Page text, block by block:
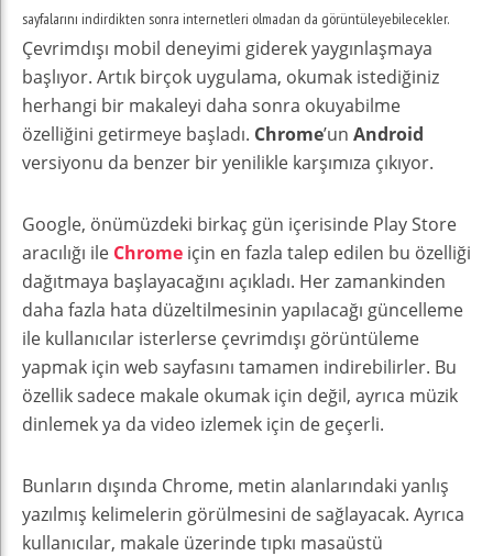
sayfalarını indirdikten sonra internetleri olmadan da görüntüleyebilecekler.
Çevrimdışı mobil deneyimi giderek yaygınlaşmaya
başlıyor. Artık birçok uygulama, okumak istediğiniz
herhangi bir makaleyi daha sonra okuyabilme
özelliğini getirmeye başladı. Chrome’un Android
versiyonu da benzer bir yenilikle karşımıza çıkıyor.
Google, önümüzdeki birkaç gün içerisinde Play Store
aracılığı ile Chrome için en fazla talep edilen bu özelliği
dağıtmaya başlayacağını açıkladı. Her zamankinden
daha fazla hata düzeltilmesinin yapılacağı güncelleme
ile kullanıcılar isterlerse çevrimdışı görüntüleme
yapmak için web sayfasını tamamen indirebilirler. Bu
özellik sadece makale okumak için değil, ayrıca müzik
dinlemek ya da video izlemek için de geçerli.
Bunların dışında Chrome, metin alanlarındaki yanlış
yazılmış kelimelerin görülmesini de sağlayacak. Ayrıca
kullanıcılar, makale üzerinde tıpkı masaüstü